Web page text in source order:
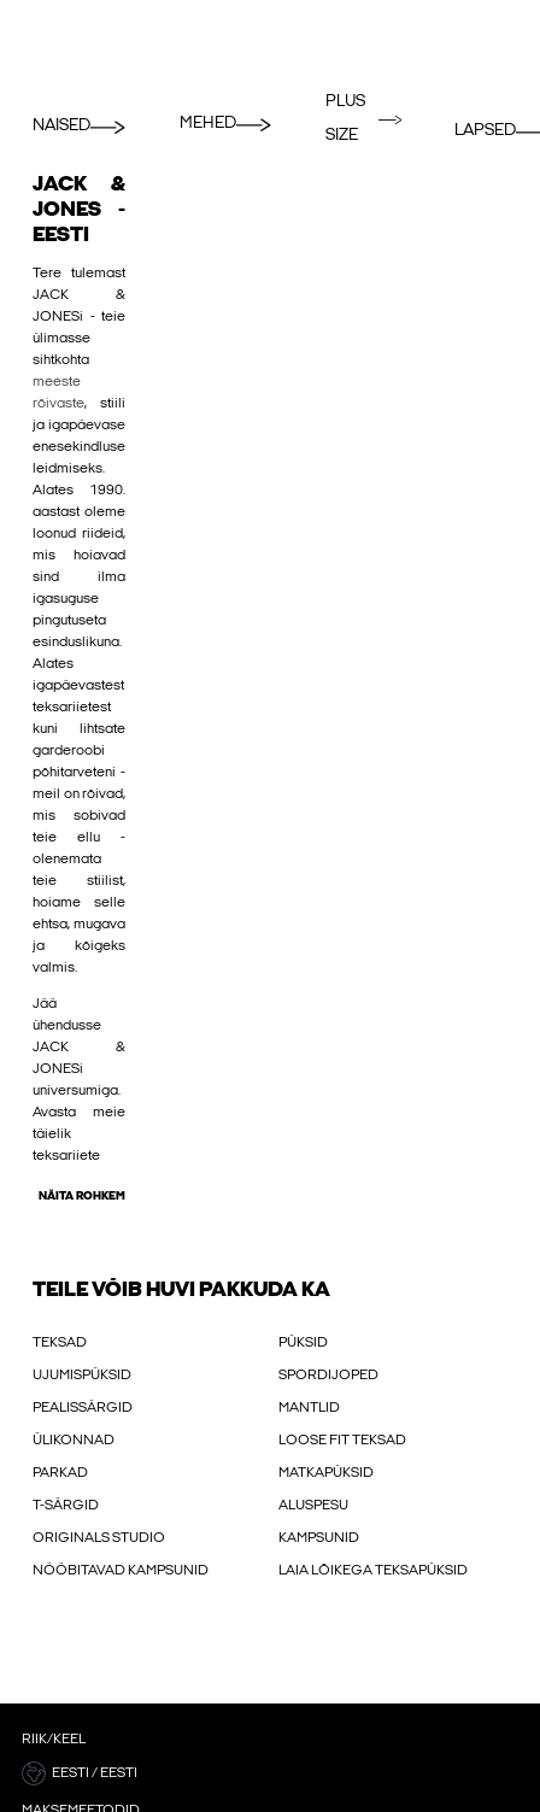
NAISED MEHED
PLUS
SIZE
LAPSED
JACK &
JONES -
EESTI
Tere tulemast
JACK &
JONESi - teie
ülimasse
sihtkohta
meeste
rõivaste, stiili
ja igapäevase
enesekindluse
leidmiseks.
Alates 1990.
aastast oleme
loonud riideid,
mis hoiavad
sind ilma
igasuguse
pingutuseta
esinduslikuna.
Alates
igapäevastest
teksariietest
kuni lihtsate
garderoobi
põhitarveteni -
meil on rõivad,
mis sobivad
teie ellu -
olenemata
teie stiilist,
hoiame selle
ehtsa, mugava
ja kõigeks
valmis.
Jää
ühendusse
JACK &
JONESi
universumiga.
Avasta meie
täielik
teksariiete
NÄITA ROHKEM
TEILE VÕIB HUVI PAKKUDA KA
TEKSAD PÜKSID
UJUMISPÜKSID SPORDIJOPED
PEALISSÄRGID MANTLID
ÜLIKONNAD LOOSE FIT TEKSAD
PARKAD MATKAPÜKSID
T-SÄRGID ALUSPESU
ORIGINALS STUDIO KAMPSUNID
NÖÖBITAVAD KAMPSUNID LAIA LÕIKEGA TEKSAPÜKSID
RIIK/KEEL
EESTI / EESTI